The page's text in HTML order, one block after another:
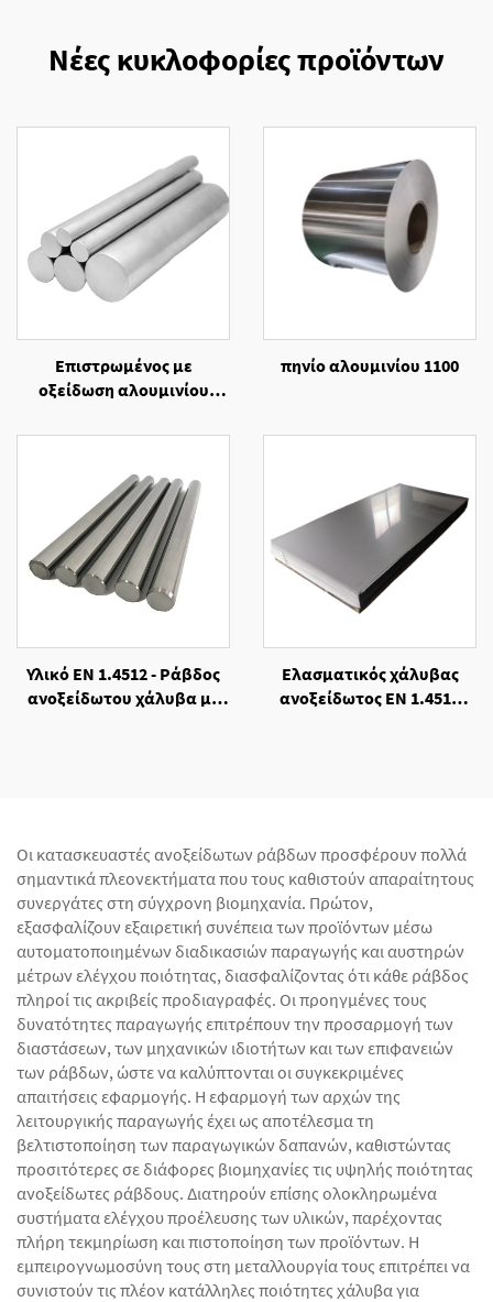
Νέες κυκλοφορίες προϊόντων
Επιστρωμένος με
οξείδωση αλουμινίου
στρογγυλής διατομής
πηνίο αλουμινίου 1100
Υλικό ΕΝ 1.4512 - Ράβδος
ανοξείδωτου χάλυβα με
Ελασματικός χάλυβας
ανοξείδωτος EN 1.4512
Οι κατασκευαστές ανοξείδωτων ράβδων προσφέρουν πολλά
σημαντικά πλεονεκτήματα που τους καθιστούν απαραίτητους
συνεργάτες στη σύγχρονη βιομηχανία. Πρώτον,
εξασφαλίζουν εξαιρετική συνέπεια των προϊόντων μέσω
αυτοματοποιημένων διαδικασιών παραγωγής και αυστηρών
μέτρων ελέγχου ποιότητας, διασφαλίζοντας ότι κάθε ράβδος
πληροί τις ακριβείς προδιαγραφές. Οι προηγμένες τους
δυνατότητες παραγωγής επιτρέπουν την προσαρμογή των
διαστάσεων, των μηχανικών ιδιοτήτων και των επιφανειών
των ράβδων, ώστε να καλύπτονται οι συγκεκριμένες
απαιτήσεις εφαρμογής. Η εφαρμογή των αρχών της
λειτουργικής παραγωγής έχει ως αποτέλεσμα τη
βελτιστοποίηση των παραγωγικών δαπανών, καθιστώντας
προσιτότερες σε διάφορες βιομηχανίες τις υψηλής ποιότητας
ανοξείδωτες ράβδους. Διατηρούν επίσης ολοκληρωμένα
συστήματα ελέγχου προέλευσης των υλικών, παρέχοντας
πλήρη τεκμηρίωση και πιστοποίηση των προϊόντων. Η
εμπειρογνωμοσύνη τους στη μεταλλουργία τους επιτρέπει να
συνιστούν τις πλέον κατάλληλες ποιότητες χάλυβα για